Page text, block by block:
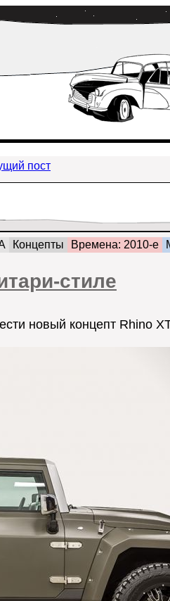
пост
Концепты Времена: 2010-е
стиле
новый концепт